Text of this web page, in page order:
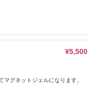
¥5,500
グネットジェルになります。